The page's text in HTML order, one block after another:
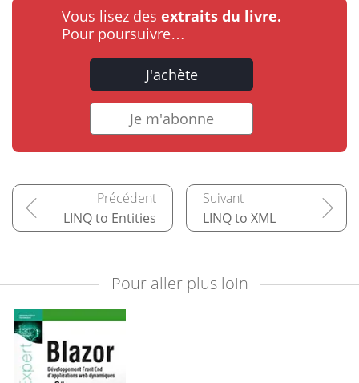
Vous lisez des extraits du livre.
Pour poursuivre…
J'achète
Je m'abonne
LINQ to Entities LINQ to XML
Pour aller plus loin